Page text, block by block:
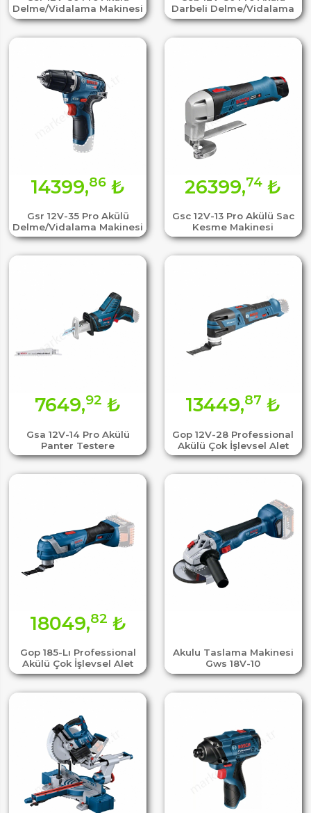
Delme/Vidalama Makinesi
Darbeli Delme/Vidalama
Gsr 12V-35 Pro Akülü
Delme/Vidalama Makinesi
14399,86 ₺
Gsc 12V-13 Pro Akülü Sac
Kesme Makinesi
26399,74 ₺
Gsa 12V-14 Pro Akülü
Panter Testere
7649,92 ₺
Gop 12V-28 Professional
Akülü Çok İşlevsel Alet
13449,87 ₺
Gop 185-Lı Professional
Akülü Çok İşlevsel Alet
18049,82 ₺
Akulu Taslama Makinesi
Gws 18V-10